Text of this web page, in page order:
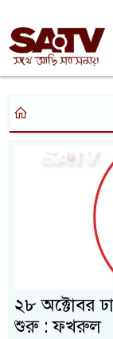
২৮ অক্টোবর
শুরু : ফখরুল